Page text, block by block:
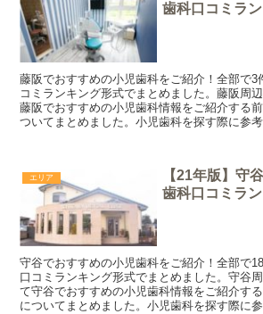
歯科口コミラ
藤阪でおすすめの小児歯科をご紹介！全部で3
コミランキング形式でまとめました。藤阪周
藤阪でおすすめの小児歯科情報をご紹介する
ついてまとめました。小児歯科を探す際に参考
エリア
【21年版】守
歯科口コミラ
守谷でおすすめの小児歯科をご紹介！全部で
口コミランキング形式でまとめました。守谷
て守谷でおすすめの小児歯科情報をご紹介す
についてまとめました。小児歯科を探す際に